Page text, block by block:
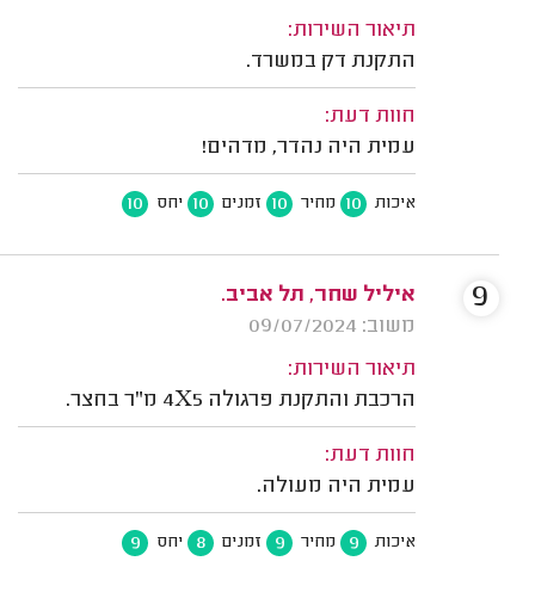
תיאור השירות:
התקנת דק במשרד.
חוות דעת:
עמית היה נהדר, מדהים!
איכות 10 מחיר 10 זמנים 10 יחס 10
איליל שחר, תל אביב.
משוב: 09/07/2024
תיאור השירות:
הרכבת והתקנת פרגולה 4X5 מ"ר בחצר.
חוות דעת:
עמית היה מעולה.
איכות 9 מחיר 9 זמנים 8 יחס 9
9